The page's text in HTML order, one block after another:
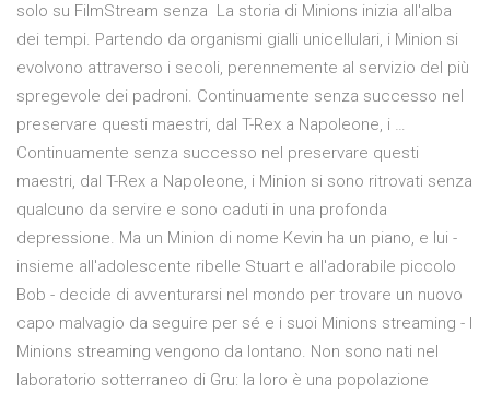
solo su FilmStream senza La storia di Minions inizia all'alba
dei tempi. Partendo da organismi gialli unicellulari, i Minion si
evolvono attraverso i secoli, perennemente al servizio del più
spregevole dei padroni. Continuamente senza successo nel
preservare questi maestri, dal T-Rex a Napoleone, i …
Continuamente senza successo nel preservare questi
maestri, dal T-Rex a Napoleone, i Minion si sono ritrovati senza
qualcuno da servire e sono caduti in una profonda
depressione. Ma un Minion di nome Kevin ha un piano, e lui -
insieme all'adolescente ribelle Stuart e all'adorabile piccolo
Bob - decide di avventurarsi nel mondo per trovare un nuovo
capo malvagio da seguire per sé e i suoi Minions streaming - I
Minions streaming vengono da lontano. Non sono nati nel
laboratorio sotterraneo di Gru: la loro è una popolazione